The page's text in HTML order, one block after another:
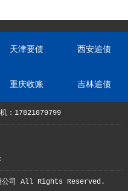
天津要债 西安追债
重庆收账 吉林追债
：17821879799
公司 All Rights Reserved.